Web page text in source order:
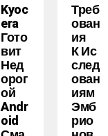
Kyoc
Era
Гото
Вит
Нед
Орог
Ой
Andr
Oid
Треб
Ован
Ия
К Ис
След
Ован
Иям
Эмб
Рио